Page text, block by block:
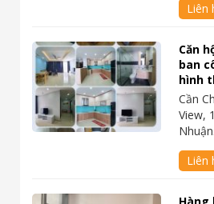
Liên
Căn
ban
hình
Cần
View,
Liên